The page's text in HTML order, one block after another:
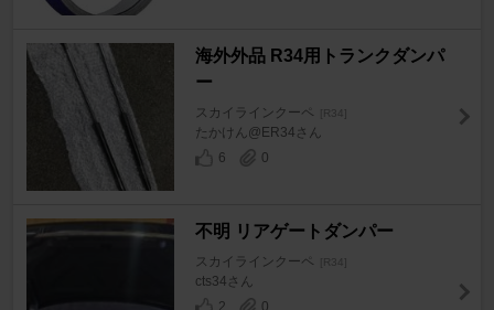
海外外品 R34用トランクダンパ
ー
スカイラインクーペ [R34]
たかけん@ER34さん
6
0
不明 リアゲートダンパー
スカイラインクーペ [R34]
cts34さん
2
0